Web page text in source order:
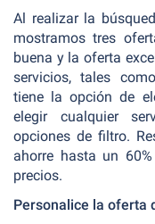
Al realizar la
mostramos tres
buena y la oferta
servicios, tales
tiene la opción de
elegir cualquier
opciones de filtro.
ahorre hasta un
precios.
Personalice la oferta